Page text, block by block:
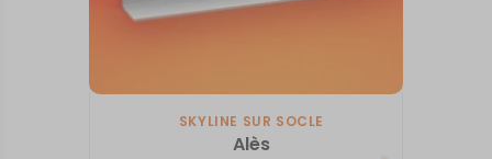
SKYLINE SUR SOCLE
Alès